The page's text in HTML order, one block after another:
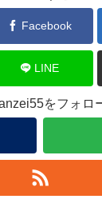
Facebook
LINE
をフォロ